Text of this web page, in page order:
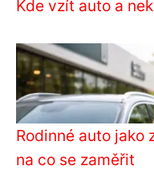
Kde vzít auto a
Rodinné auto jako
na co se zaměřit